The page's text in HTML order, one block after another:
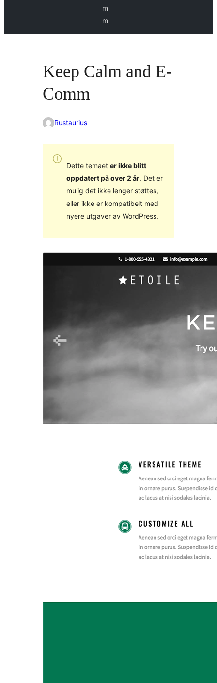
m
m
Keep Calm and E-
Comm
Rustaurius
Dette temaet er ikke blitt
oppdatert på over 2 år. Det er
mulig det ikke lenger støttes,
eller ikke er kompatibelt med
nyere utgaver av WordPress.